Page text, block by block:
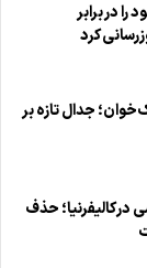
را در برابر
کرد
جدال تازه بر
کالیفرنیا؛ حذف